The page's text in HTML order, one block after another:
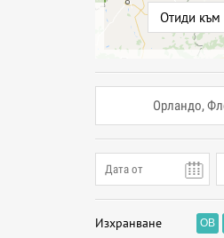
Отиди към
Орландо,
Изхранване OB